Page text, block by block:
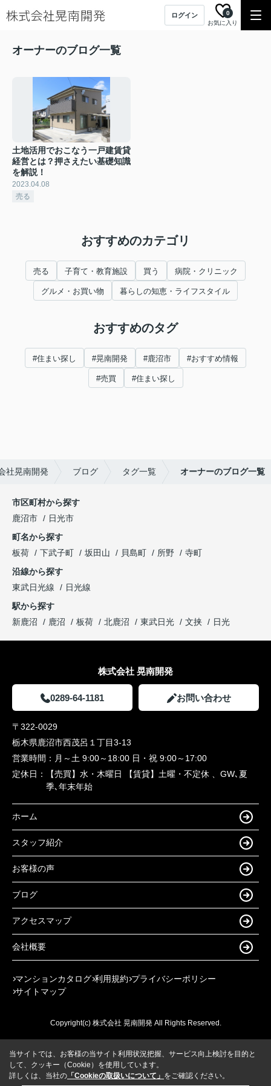
ログイン
お気に入り
0
オーナーのブログ一覧
土地活用でおこなう一戸建賃貸
経営とは？押さえたい基礎知識
を解説！
2023.04.08
売る
おすすめのカテゴリ
売る 子育て・教育施設 買う 病院・クリニック
グルメ・お買い物 暮らしの知恵・ライフスタイル
おすすめのタグ
#住まい探し #晃南開発 #鹿沼市 #おすすめ情報
#売買 #住まい探し
社晃南開発 ブログ タグ一覧 オーナーのブログ一覧
市区町村から探す
鹿沼市
日光市
町名から探す
板荷
下武子町 坂田山 貝島町 所野
寺町
沿線から探す
東武日光線
日光線
駅から探す
新鹿沼
鹿沼 板荷 北鹿沼 東武日光 文挟 日光
株式会社 晃南開発
0289-64-1181 お問い合わせ
〒322-0029
栃木県鹿沼市西茂呂１丁目3-13
営業時間： 月～土 9:00～18:00 日・祝 9:00～17:00
定休日：
【売買】水・木曜日 【賃貸】土曜・不定休 、GW､夏
季､年末年始
ホーム
スタッフ紹介
お客様の声
ブログ
アクセスマップ
会社概要
マンションカタログ 利用規約 プライバシーポリシー
サイトマップ
Copyright(c) 株式会社 晃南開発 All Rights Reserved.
当サイトでは、お客様の当サイト利用状況把握、サービス向上検討を目的と
して、クッキー（Cookie）を使用しています。
詳しくは、当社の 「Cookieの取扱いについて」 をご確認ください。